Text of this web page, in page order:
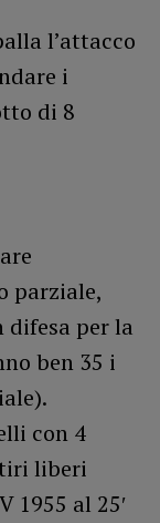
l’attacco
i
di 8
parziale,
difesa per la
ben 35 i
con 4
liberi
1955 al 25′